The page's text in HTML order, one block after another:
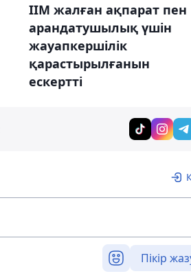
ІІМ жалған ақпарат пен
арандатушылық үшін
жауапкершілік
қарастырылғанын
ескертті
Пікір